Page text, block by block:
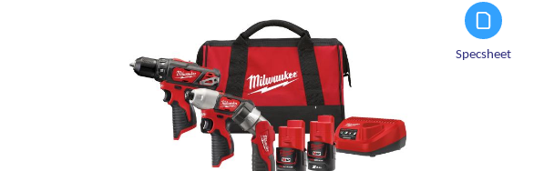
Specsheet